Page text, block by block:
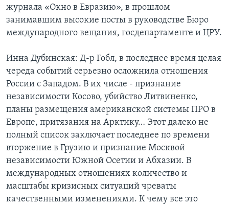
журнала «Окно в Евразию», в прошлом
занимавшим высокие посты в руководстве Бюро
международного вещания, госдепартаменте и ЦРУ.
Инна Дубинская: Д-р Гобл, в последнее время целая
череда событий серьезно осложнила отношения
России с Западом. В их числе - признание
независимости Косово, убийство Литвиненко,
планы размещения американской системы ПРО в
Европе, притязания на Арктику… Этот далеко не
полный список заключает последнее по времени
вторжение в Грузию и признание Москвой
независимости Южной Осетии и Абхазии. В
международных отношениях количество и
масштабы кризисных ситуаций чреваты
качественными изменениями. К чему все это